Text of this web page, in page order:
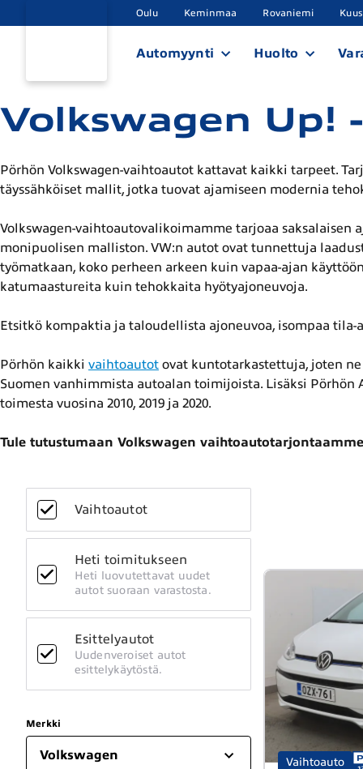
Oulu Keminmaa Rovaniemi
Automyynti Huolto
Volkswagen Up!
Pörhön Volkswagen-vaihtoautot kattavat kaikki tarpeet.
täyssähköiset mallit, jotka tuovat ajamiseen modernia
Volkswagen-vaihtoautovalikoimamme tarjoaa
monipuolisen malliston. VW:n autot ovat tunnettuja
työmatkaan, koko perheen arkeen kuin vapaa-ajan
katumaastureita kuin tehokkaita hyötyajoneuvoja.
Etsitkö kompaktia ja taloudellista ajoneuvoa, isompaa
Pörhön kaikki vaihtoautot ovat kuntotarkastettuja, joten
Suomen vanhimmista autoalan toimijoista. Lisäksi
toimesta vuosina 2010, 2019 ja 2020.
Tule tutustumaan Volkswagen
Vaihtoautot
Heti toimitukseen
Heti luovutettavat uudet
autot suoraan varastosta.
Esittelyautot
Uudenveroiset autot
esittelykäytöstä.
Merkki
Volkswagen Vaihtoauto